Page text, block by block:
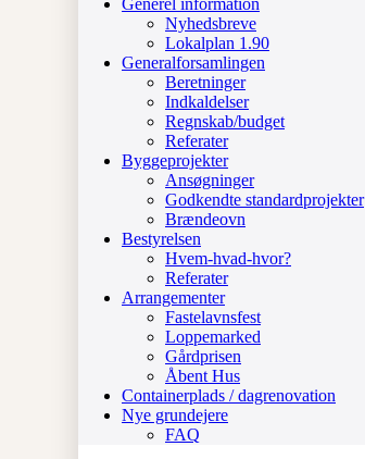
Generel information
Nyhedsbreve
Lokalplan 1.90
Generalforsamlingen
Beretninger
Indkaldelser
Regnskab/budget
Referater
Byggeprojekter
Ansøgninger
Godkendte standardprojekter
Brændeovn
Bestyrelsen
Hvem-hvad-hvor?
Referater
Arrangementer
Fastelavnsfest
Loppemarked
Gårdprisen
Åbent Hus
Containerplads / dagrenovation
Nye grundejere
FAQ